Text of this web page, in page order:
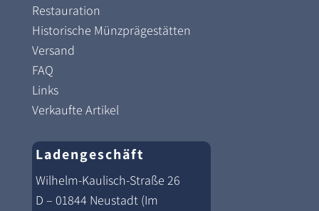
Restauration
Historische Münzprägestätten
Versand
FAQ
Links
Verkaufte Artikel
Ladengeschäft
Wilhelm-Kaulisch-Straße 26
D – 01844 Neustadt (Im